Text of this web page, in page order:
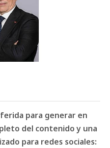
para generar en
del contenido y una
para redes sociales: